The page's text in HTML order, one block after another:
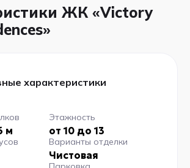
ЖК «Victory
характеристики
м
Этажность
от 10 до 13
Варианты отделки
Чистовая